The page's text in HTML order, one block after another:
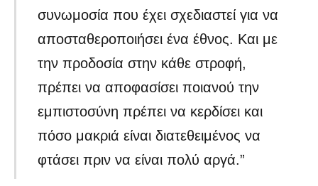
συνωμοσία που έχει σχεδιαστεί για να
αποσταθεροποιήσει ένα έθνος. Και με
την προδοσία στην κάθε στροφή,
πρέπει να αποφασίσει ποιανού την
εμπιστοσύνη πρέπει να κερδίσει και
πόσο μακριά είναι διατεθειμένος να
φτάσει πριν να είναι πολύ αργά.”